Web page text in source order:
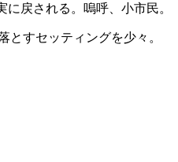
戻される。嗚呼、小市民。
とすセッティングを少々。